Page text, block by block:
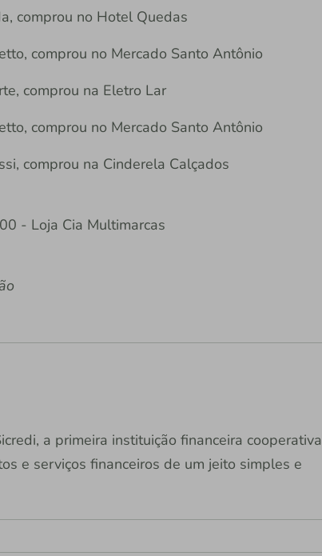
comprou no Hotel Quedas
comprou no Mercado Santo Antônio
comprou na Eletro Lar
comprou no Mercado Santo Antônio
comprou na Cinderela Calçados
- Loja Cia Multimarcas
a primeira instituição financeira cooperativa
e serviços financeiros de um jeito simples e